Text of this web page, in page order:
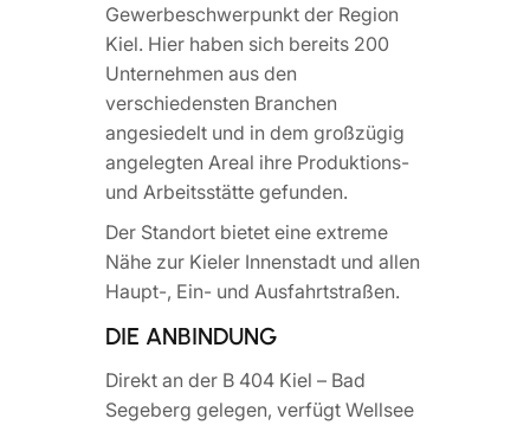
Gewerbeschwerpunkt der Region
Kiel. Hier haben sich bereits 200
Unternehmen aus den
verschiedensten Branchen
angesiedelt und in dem großzügig
angelegten Areal ihre Produktions-
und Arbeitsstätte gefunden.
Der Standort bietet eine extreme
Nähe zur Kieler Innenstadt und allen
Haupt-, Ein- und Ausfahrtstraßen.
DIE ANBINDUNG
Direkt an der B 404 Kiel – Bad
Segeberg gelegen, verfügt Wellsee